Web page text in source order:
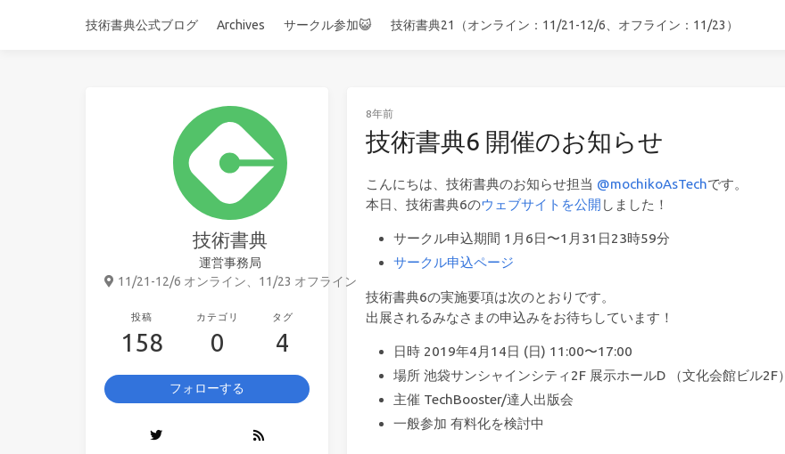
技術書典公式ブログ Archives サークル参加😺 技術書典21（オンライン：11/21-12/6、オフライン：11/23）
8年前
技術書典6 開催のお知らせ
こんにちは、技術書典のお知らせ担当 @mochikoAsTechです。
本日、技術書典6のウェブサイトを公開 しました！
サークル申込期間 1月6日〜1月31日23時59分
サークル申込ページ
技術書典6の実施要項は次のとおりです。
出展されるみなさまの申込みをお待ちしています！
日時 2019年4月14日 (日) 11:00〜17:00
場所 池袋サンシャインシティ2F 展示ホールD （文化会館ビル2F）
主催 TechBooster/達人出版会
一般参加 有料化を検討中
技術書典
運営事務局
11/21-12/6 オンライン、11/23 オフライン
投稿
158
カテゴリ
0
タグ
4
フォローする